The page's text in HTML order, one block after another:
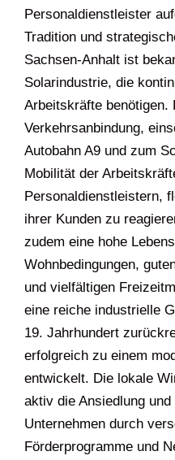
Personaldienstleister
Tradition und
Sachsen-Anhalt ist
Solarindustrie, die
Arbeitskräfte benötigen.
Verkehrsanbindung,
Autobahn A9 und zum
Mobilität der
Personaldienstleistern,
ihrer Kunden zu
zudem eine hohe
Wohnbedingungen,
und vielfältigen
eine reiche industrielle
19. Jahrhundert
erfolgreich zu einem
entwickelt. Die lokale
aktiv die Ansiedlung
Unternehmen durch
Förderprogramme und